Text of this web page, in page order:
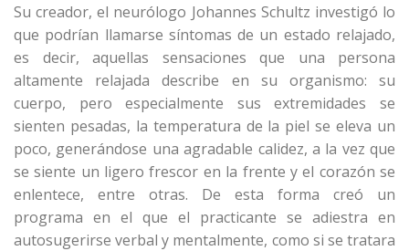
Su creador, el neurólogo Johannes Schultz investigó lo
que podrían llamarse síntomas de un estado relajado,
es decir, aquellas sensaciones que una persona
altamente relajada describe en su organismo: su
cuerpo, pero especialmente sus extremidades se
sienten pesadas, la temperatura de la piel se eleva un
poco, generándose una agradable calidez, a la vez que
se siente un ligero frescor en la frente y el corazón se
enlentece, entre otras. De esta forma creó un
programa en el que el practicante se adiestra en
autosugerirse verbal y mentalmente, como si se tratara